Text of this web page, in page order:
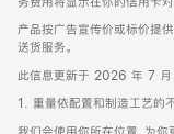
产品按广告宣传价或标价提
送货服务。
此信息更新于 2026 年 7 月
1. 重量依配置和制造工艺的